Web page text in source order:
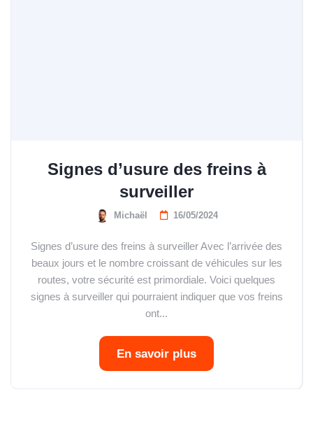
Signes d’usure des freins à
surveiller
Michaël 16/05/2024
Signes d’usure des freins à surveiller Avec l’arrivée des
beaux jours et le nombre croissant de véhicules sur les
routes, votre sécurité est primordiale. Voici quelques
signes à surveiller qui pourraient indiquer que vos freins
ont...
En savoir plus